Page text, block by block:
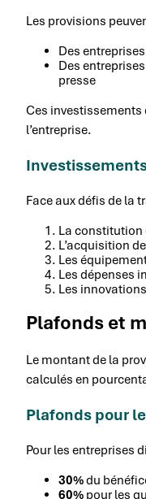
Les provisions
Des
Des
presse
Ces investissements
l’entreprise.
Face aux défis de la
La constitution
L’acquisition
Les
Les dépenses
Les
Plafonds et
Le montant de la
calculés en
Plafonds pour
Pour les entreprises
30%du
60% pour les